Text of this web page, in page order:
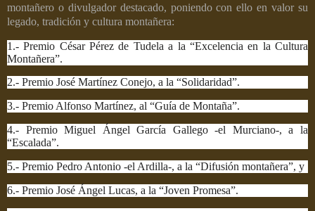
montañero o divulgador destacado, poniendo con ello en valor su
legado, tradición y cultura montañera:
1.- Premio César Pérez de Tudela a la “Excelencia en la Cultura
Montañera”.
2.- Premio José Martínez Conejo, a la “Solidaridad”.
3.- Premio Alfonso Martínez, al “Guía de Montaña”.
4.- Premio Miguel Ángel García Gallego -el Murciano-, a la
“Escalada”.
5.- Premio Pedro Antonio -el Ardilla-, a la “Difusión montañera”, y
6.- Premio José Ángel Lucas, a la “Joven Promesa”.